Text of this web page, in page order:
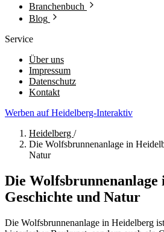
Branchenbuch
Blog
Service
Über uns
Impressum
Datenschutz
Kontakt
Werben auf Heidelberg-Interaktiv
Heidelberg /
Die Wolfsbrunnenanlage in
Natur
Die
Geschichte und Natur
Die Wolfsbrunnenanlage in Heidelberg